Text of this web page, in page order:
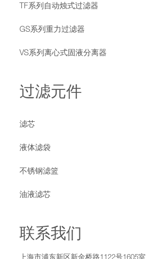
TF系列自动烛式过滤器
GS系列重力过滤器
VS系列离心式固液分离器
过滤元件
滤芯
液体滤袋
不锈钢滤篮
油液滤芯
联系我们